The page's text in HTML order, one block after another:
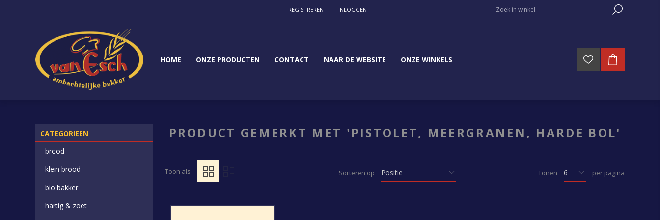
REGISTREREN INLOGGEN
HOME ONZE PRODUCTEN CONTACT NAAR DE WEBSITE ONZE WINKELS
PRODUCT GEMERKT MET 'PISTOLET, MEERGRANEN, HARDE BOL'
Toon als Sorteren op Tonen per pagina
CATEGORIEEN
brood
klein brood
bio bakker
hartig & zoet